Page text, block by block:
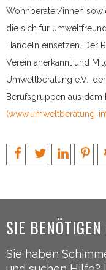
Wohnberater/innen
die sich für
Handeln einsetzen. Der
Verein anerkannt und
Umweltberatung e.V.,
Berufsgruppen aus
(www.umweltberatung-
SIE
Sie haben